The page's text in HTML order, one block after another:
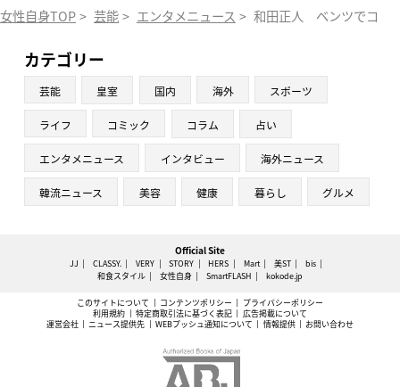
女性自身TOP > 芸能 > エンタメニュース > 和田正人 ベンツでコン
カテゴリー
芸能 皇室 国内 海外 スポーツ
ライフ コミック コラム 占い
エンタメニュース インタビュー 海外ニュース
韓流ニュース 美容 健康 暮らし グルメ
Official Site
JJ CLASSY. VERY STORY HERS Mart 美ST
bis
和食スタイル
女性自身 SmartFLASH kokode.jp
このサイトについて コンテンツポリシー
プライバシーポリシー
利用規約
特定商取引法に基づく表記
広告掲載について
運営会社
ニュース提供先 WEBプッシュ通知について 情報提供 お問い合わせ